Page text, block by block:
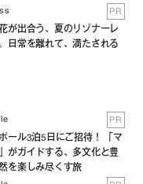
PR
が出合う、夏のリゾナーレ
日常を離れて、満たされる
PR
ール3泊5日にご招待！ 「マ
がガイドする、多文化と豊
を楽しみ尽くす旅